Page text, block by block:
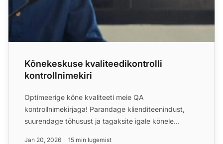
Kõnekeskuse kvaliteedikontrolli
kontrollnimekiri
Optimeerige kõne kvaliteeti meie QA
kontrollnimekirjaga! Parandage klienditeenindust,
suurendage tõhusust ja tagaksite igale kõnele
Jan 20, 2026 15 min lugemist